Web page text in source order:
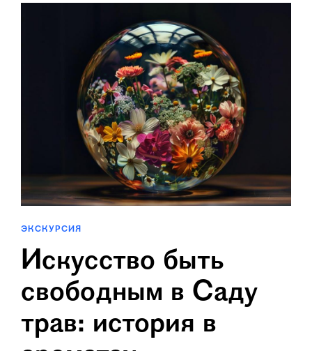
ЭКСКУРСИЯ
Искусство быть
свободным в Саду
трав: история в